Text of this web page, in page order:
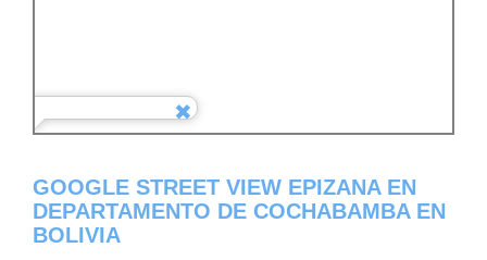
GOOGLE STREET VIEW EPIZANA EN
DEPARTAMENTO DE COCHABAMBA EN
BOLIVIA